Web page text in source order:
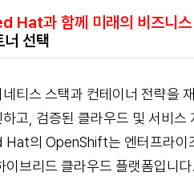
Hat과 함께 미래의 비즈니
너 선택
티스 스택과 컨테이너 전략을
고, 검증된 클라우드 및 서비스
Hat의 OpenShift는 엔터프라이
이브리드 클라우드 플랫폼입니